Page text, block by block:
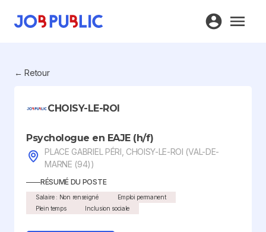
← Retour
CHOISY-LE-ROI
Psychologue en EAJE (h/f)
PLACE GABRIEL PÉRI, CHOISY-LE-ROI (VAL-DE-
MARNE (94))
RÉSUMÉ DU POSTE
Salaire : Non renseigné
Emploi permanent
Plein temps
Inclusion sociale